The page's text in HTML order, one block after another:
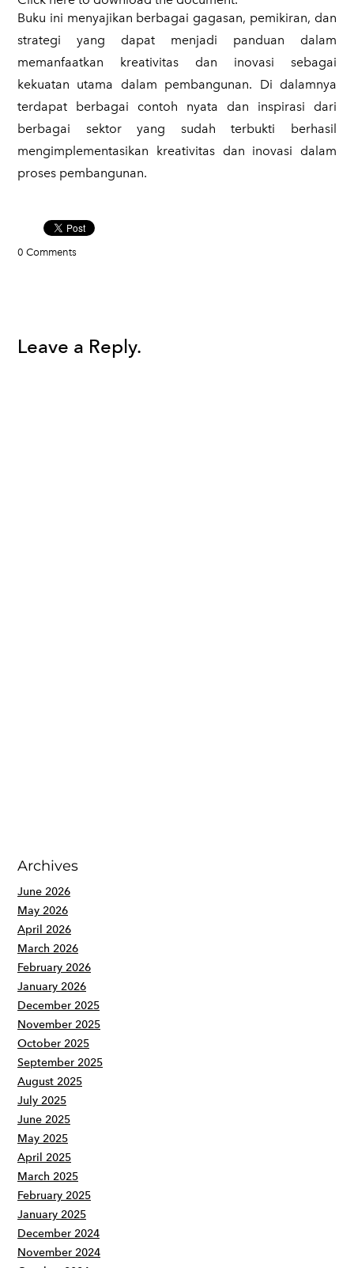
​Buku ini menyajikan berbagai gagasan, pemikiran, dan
strategi yang dapat menjadi panduan dalam
memanfaatkan kreativitas dan inovasi sebagai
kekuatan utama dalam pembangunan. Di dalamnya
terdapat berbagai contoh nyata dan inspirasi dari
berbagai sektor yang sudah terbukti berhasil
mengimplementasikan kreativitas dan inovasi dalam
proses pembangunan.
0 Comments
Leave a Reply.
Archives
June 2026
May 2026
April 2026
March 2026
February 2026
January 2026
December 2025
November 2025
October 2025
September 2025
August 2025
July 2025
June 2025
May 2025
April 2025
March 2025
February 2025
January 2025
December 2024
November 2024